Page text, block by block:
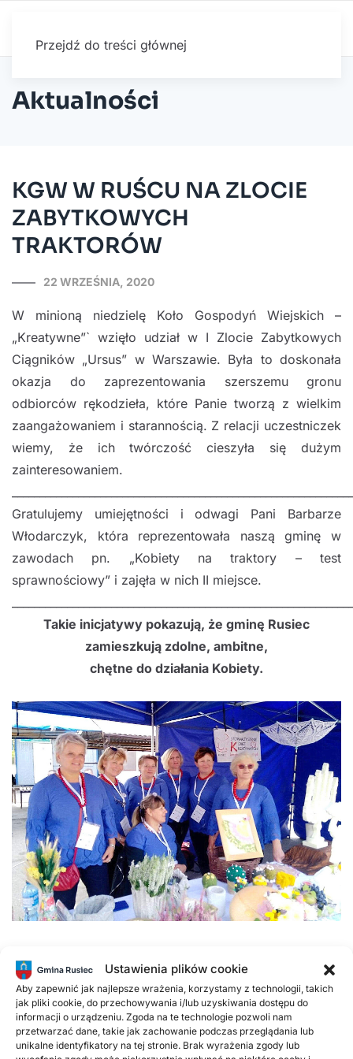
Ustawienia plików cookie
Aby zapewnić jak najlepsze wrażenia, korzystamy z technologii, takich
jak pliki cookie, do przechowywania i/lub uzyskiwania dostępu do
informacji o urządzeniu. Zgoda na te technologie pozwoli nam
przetwarzać dane, takie jak zachowanie podczas przeglądania lub
unikalne identyfikatory na tej stronie. Brak wyrażenia zgody lub
Przejdź do treści głównej
Aktualności
KGW W RUŚCU NA ZLOCIE
ZABYTKOWYCH
TRAKTORÓW
22 WRZEŚNIA, 2020
W minioną niedzielę Koło Gospodyń Wiejskich –
„Kreatywne”` wzięło udział w I Zlocie Zabytkowych
Ciągników „Ursus” w Warszawie. Była to doskonała
okazja do zaprezentowania szerszemu gronu
odbiorców rękodzieła, które Panie tworzą z wielkim
zaangażowaniem i starannością. Z relacji uczestniczek
wiemy, że ich twórczość cieszyła się dużym
zainteresowaniem.
Gratulujemy umiejętności i odwagi Pani Barbarze
Włodarczyk, która reprezentowała naszą gminę w
zawodach pn. „Kobiety na traktory – test
sprawnościowy” i zajęła w nich II miejsce.
Takie inicjatywy pokazują, że gminę Rusiec
zamieszkują zdolne, ambitne,
chętne do działania Kobiety.
Poprzednie Następne
Popularne wpisy